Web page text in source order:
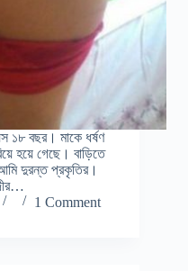
১৮ বছর। মাকে ধর্ষণ
হয়ে গেছে। বাড়িতে
দুরন্ত প্রকৃতির।
1 Comment